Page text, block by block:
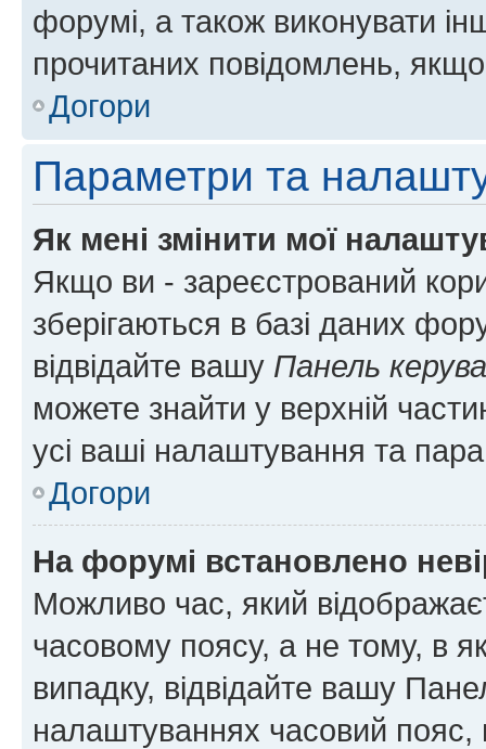
форумі, а також виконувати
прочитаних повідомлень,
Догори
Параметри та
Як мені змінити мої
Якщо ви - зареєстрований
зберігаються в базі даних
відвідайте вашу Панель
можете знайти у верхній
усі ваші налаштування та
Догори
На форумі встановлено
Можливо час, який
часовому поясу, а не тому, в
випадку, відвідайте вашу
налаштуваннях часовий пояс,